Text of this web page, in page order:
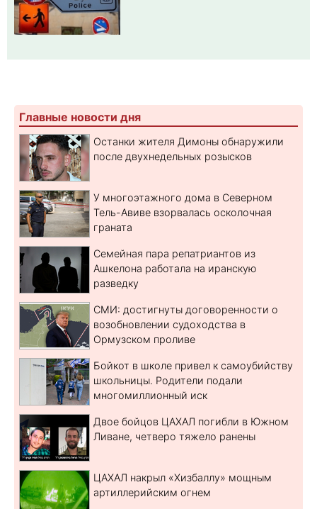
Главные новости дня
Останки жителя Димоны обнаружили
после двухнедельных розысков
У многоэтажного дома в Северном
Тель-Авиве взорвалась осколочная
граната
Семейная пара репатриантов из
Ашкелона работала на иранскую
разведку
СМИ: достигнуты договоренности о
возобновлении судоходства в
Ормузском проливе
Бойкот в школе привел к самоубийству
школьницы. Родители подали
многомиллионный иск
Двое бойцов ЦАХАЛ погибли в Южном
Ливане, четверо тяжело ранены
ЦАХАЛ накрыл «Хизбаллу» мощным
артиллерийским огнем